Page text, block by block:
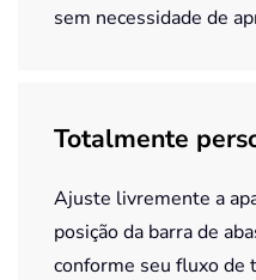
sem necessidade de
Totalmente
Ajuste livremente a
posição da barra de
conforme seu fluxo de